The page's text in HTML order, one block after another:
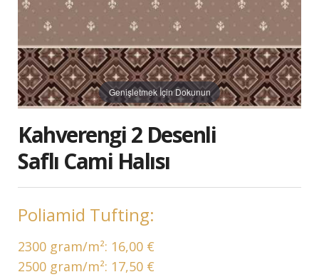
Genişletmek İçin Dokunun
Kahverengi 2 Desenli
Saflı Cami Halısı
Poliamid Tufting:
2300 gram/m²: 16,00 €
2500 gram/m²: 17,50 €